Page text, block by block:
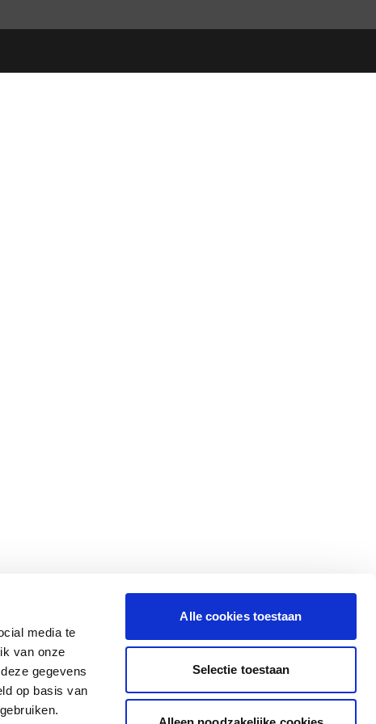
media te
van onze
gegevens
op basis van
Alle cookies toestaan
Selectie toestaan